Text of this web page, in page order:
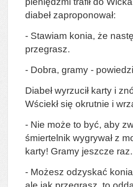
diabeł zaproponował:
- Stawiam konia, że
przegrasz.
- Dobra, gramy -
Diabeł wyrzucił karty i
Wściekł się okrutnie i
- Nie może to być, aby
śmiertelnik wygrywał z
karty! Gramy jeszcze raz.
- Możesz odzyskać